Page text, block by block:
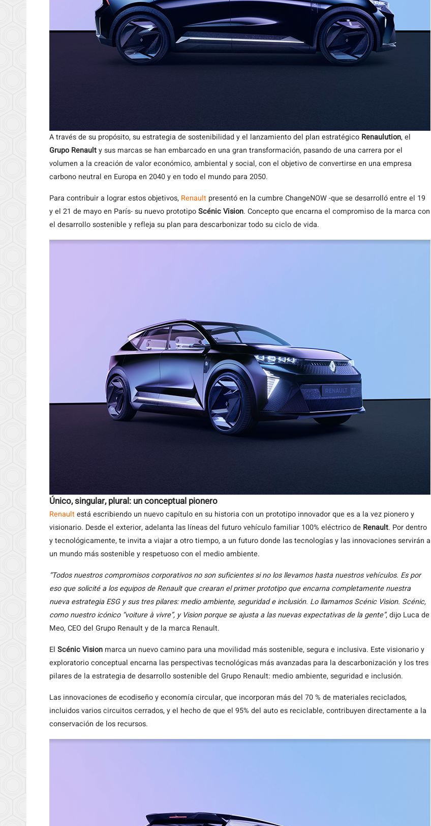
A través de su propósito, su estrategia de sostenibilidad y el lanzamiento del plan estratégico Renaulution, el
Grupo Renaulty sus marcas se han embarcado en una gran transformación, pasando de una carrera por el
volumen a la creación de valor económico, ambiental y social, con el objetivo de convertirse en una empresa
carbono neutral en Europa en 2040 y en todo el mundo para 2050.
Para contribuir a lograr estos objetivos, Renault presentó en la cumbre ChangeNOW -que se desarrolló entre el 19
y el 21 de mayo en París- su nuevo prototipoScénic Vision. Concepto que encarna el compromiso de la marca con
el desarrollo sostenible y refleja su plan para descarbonizar todo su ciclo de vida.
Único, singular, plural: un conceptual pionero
Renaultestá escribiendo un nuevo capítulo en su historia con un prototipo innovador que es a la vez pionero y
visionario. Desde el exterior, adelanta las líneas del futuro vehículo familiar 100% eléctrico de Renault. Por dentro
y tecnológicamente, te invita a viajar a otro tiempo, a un futuro donde las tecnologías y las innovaciones servirán a
un mundo más sostenible y respetuoso con el medio ambiente.
“Todos nuestros compromisos corporativos no son suficientes si no los llevamos hasta nuestros vehículos. Es por
eso que solicité a los equipos de Renault que crearan el primer prototipo que encarna completamente nuestra
nueva estrategia ESG y sus tres pilares: medio ambiente, seguridad e inclusión. Lo llamamos Scénic Vision. Scénic,
como nuestro icónico “voiture à vivre”, y Vision porque se ajusta a las nuevas expectativas de la gente”, dijo Luca de
Meo, CEO del Grupo Renault y de la marca Renault.
El Scénic Vision marca un nuevo camino para una movilidad más sostenible, segura e inclusiva. Este visionario y
exploratorio conceptual encarna las perspectivas tecnológicas más avanzadas para la descarbonización y los tres
pilares de la estrategia de desarrollo sostenible del Grupo Renault: medio ambiente, seguridad e inclusión.
Las innovaciones de ecodiseño y economía circular, que incorporan más del 70 % de materiales reciclados,
incluidos varios circuitos cerrados, y el hecho de que el 95% del auto es reciclable, contribuyen directamente a la
conservación de los recursos.